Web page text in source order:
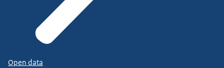
Open data